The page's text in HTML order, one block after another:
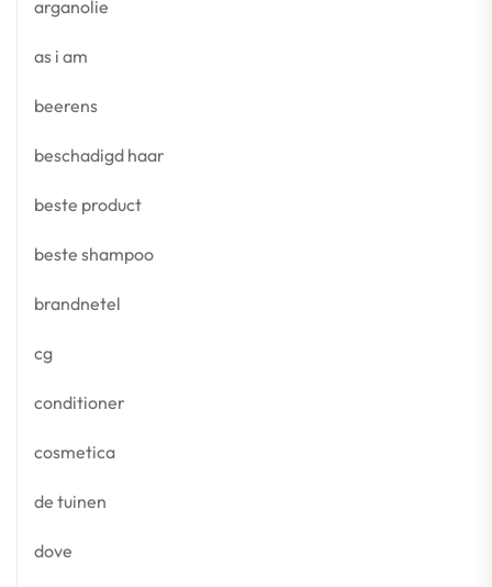
arganolie
as i am
beerens
beschadigd haar
beste product
beste shampoo
brandnetel
cg
conditioner
cosmetica
de tuinen
dove